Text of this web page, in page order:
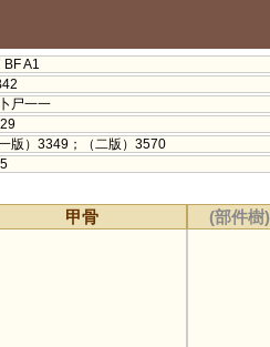
BF A1
尸一一
一版）3349；（二版）3570
甲骨 (部件樹)